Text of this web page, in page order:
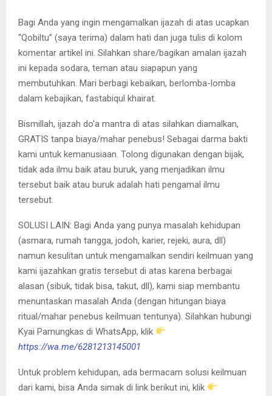
Bagi Anda yang ingin mengamalkan ijazah di atas ucapkan
“Qobiltu” (saya terima) dalam hati dan juga tulis di kolom
komentar artikel ini. Silahkan share/bagikan amalan ijazah
ini kepada sodara, teman atau siapapun yang
membutuhkan. Mari berbagi kebaikan, berlomba-lomba
dalam kebajikan, fastabiqul khairat.
Bismillah, ijazah do’a mantra di atas silahkan diamalkan,
GRATIS tanpa biaya/mahar penebus! Sebagai darma bakti
kami untuk kemanusiaan. Tolong digunakan dengan bijak,
tidak ada ilmu baik atau buruk, yang menjadikan ilmu
tersebut baik atau buruk adalah hati pengamal ilmu
tersebut.
SOLUSI LAIN: Bagi Anda yang punya masalah kehidupan
(asmara, rumah tangga, jodoh, karier, rejeki, aura, dll)
namun kesulitan untuk mengamalkan sendiri keilmuan yang
kami ijazahkan gratis tersebut di atas karena berbagai
alasan (sibuk, tidak bisa, takut, dll), kami siap membantu
menuntaskan masalah Anda (dengan hitungan biaya
ritual/mahar penebus keilmuan tentunya). Silahkan hubungi
Kyai Pamungkas di WhatsApp, klik
https://wa.me/6281213145001
Untuk problem kehidupan, ada bermacam solusi keilmuan
dari kami, bisa Anda simak di link berikut ini, klik